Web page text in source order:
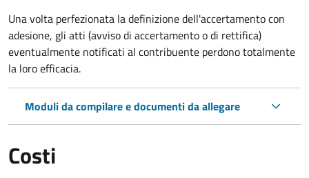
Una volta perfezionata la definizione dell'accertamento con
adesione, gli atti (avviso di accertamento o di rettifica)
eventualmente notificati al contribuente perdono totalmente
la loro efficacia.
Moduli da compilare e documenti da allegare
Costi